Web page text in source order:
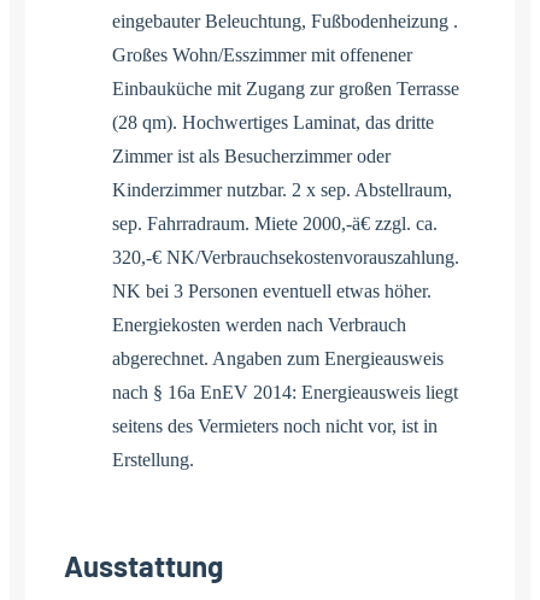
eingebauter Beleuchtung, Fußbodenheizung .
Großes Wohn/Esszimmer mit offenener
Einbauküche mit Zugang zur großen Terrasse
(28 qm). Hochwertiges Laminat, das dritte
Zimmer ist als Besucherzimmer oder
Kinderzimmer nutzbar. 2 x sep. Abstellraum,
sep. Fahrradraum. Miete 2000,-ä€ zzgl. ca.
320,-€ NK/Verbrauchsekostenvorauszahlung.
NK bei 3 Personen eventuell etwas höher.
Energiekosten werden nach Verbrauch
abgerechnet. Angaben zum Energieausweis
nach § 16a EnEV 2014: Energieausweis liegt
seitens des Vermieters noch nicht vor, ist in
Erstellung.
Ausstattung